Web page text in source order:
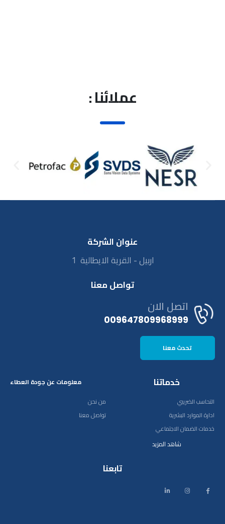
عملائنا :
عنوان الشركة
اربيل - القرية الايطالية 1
تواصل معنا
اتصل الان
009647809968999
تحدث معنا
خدماتنا
التحاسب الضريبي
ادارة الموارد البشرية
خدمات الضمان الاجتماعي
شاهد المزيد
معلومات عن جودة العطاء
من نحن
تواصل معنا
تابعنا